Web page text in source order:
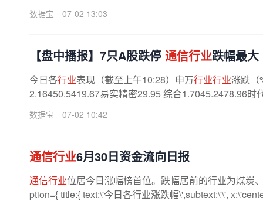
数据宝 07-02 13:03
【盘中播报】7只A股跌停 通信行业跌幅最大
今日各行业表现（截至上午10:28）申万行业行业涨跌（
2.16450.5419.67易实精密29.95 综合1.7045.2478.96
数据宝 07-02 10:42
通信行业6月30日资金流向日报
通信行业位居今日涨幅榜首位。跌幅居前的行业为煤炭
ption={ title:{ text:\'今日各行业涨跌幅\',subtext:\'\',